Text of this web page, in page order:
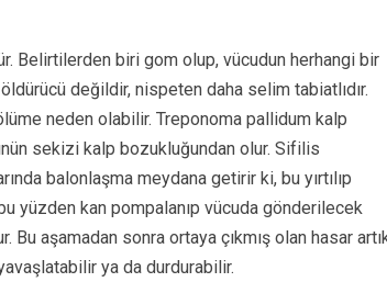
Belirtilerden biri gom olup, vücudun herhangi bir
değildir, nispeten daha selim tabiatlıdır.
neden olabilir. Treponoma pallidum kalp
sekizi kalp bozukluğundan olur. Sifilis
balonlaşma meydana getirir ki, bu yırtılıp
yüzden kan pompalanıp vücuda gönderilecek
aşamadan sonra ortaya çıkmış olan hasar
ya da durdurabilir.